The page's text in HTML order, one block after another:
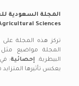
Sciences)
تركز هذه المجلة على
المجلة مواضيع مثل
البيطرية. إحصائية
يعكس تأثيرها